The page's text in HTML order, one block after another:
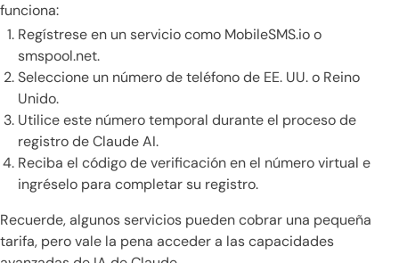
funciona:
Regístrese en un servicio como MobileSMS.io o
smspool.net.
Seleccione un número de teléfono de EE. UU. o Reino
Unido.
Utilice este número temporal durante el proceso de
registro de Claude AI.
Reciba el código de verificación en el número virtual e
ingréselo para completar su registro.
Recuerde, algunos servicios pueden cobrar una pequeña
tarifa, pero vale la pena acceder a las capacidades